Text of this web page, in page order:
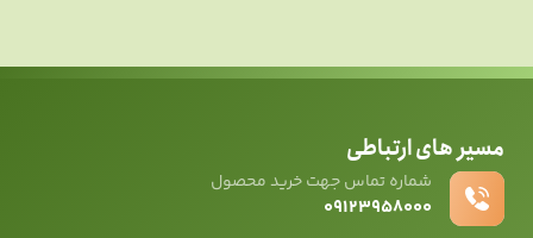
مسیر های ارتباطی
شماره تماس جهت خرید محصول
۰۹۱۲۳۹۵۸۰۰۰